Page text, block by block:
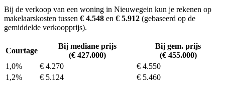
Bij de verkoop van een woning in Nieuwegein kun je rekenen op
makelaarskosten tussen € 4.548 en € 5.912 (gebaseerd op de
gemiddelde verkoopprijs).
Courtage
Bij mediane prijs
(€ 427.000)
Bij gem. prijs
(€ 455.000)
1,0%
€ 4.270
€ 4.550
1,2%
€ 5.124
€ 5.460